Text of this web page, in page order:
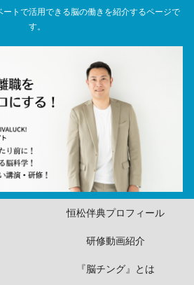
トで活用できる脳の働きを紹介するページで
す。
恒松伴典プロフィール
研修動画紹介
『脳チング』とは